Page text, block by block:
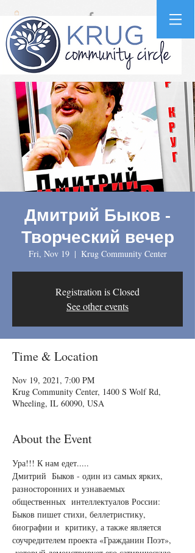
Дмитрий Быков -
Творческий вечер
Fri, Nov 19
  |
Krug Community Center
Registration is Closed
See other events
Time & Location
Nov 19, 2021, 7:00 PM
Krug Community Center, 1400 S Wolf Rd,
Wheeling, IL 60090, USA
About the Event
Ура!!! К нам едет.....
Дмитрий  Быков - один из самых ярких,
разносторонних и узнаваемых
общественных  интеллектуалов России:
Быков пишет стихи, беллетристику,
биографии и  критику, а также является
соучредителем проекта «Гражданин Поэт»,